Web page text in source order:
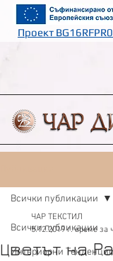
Проект
Всички публикации
Интериорни Тенденции
Всички публикации
Цветът на
ЧАР ТЕКСТИЛ
5.12.2019 г. време за